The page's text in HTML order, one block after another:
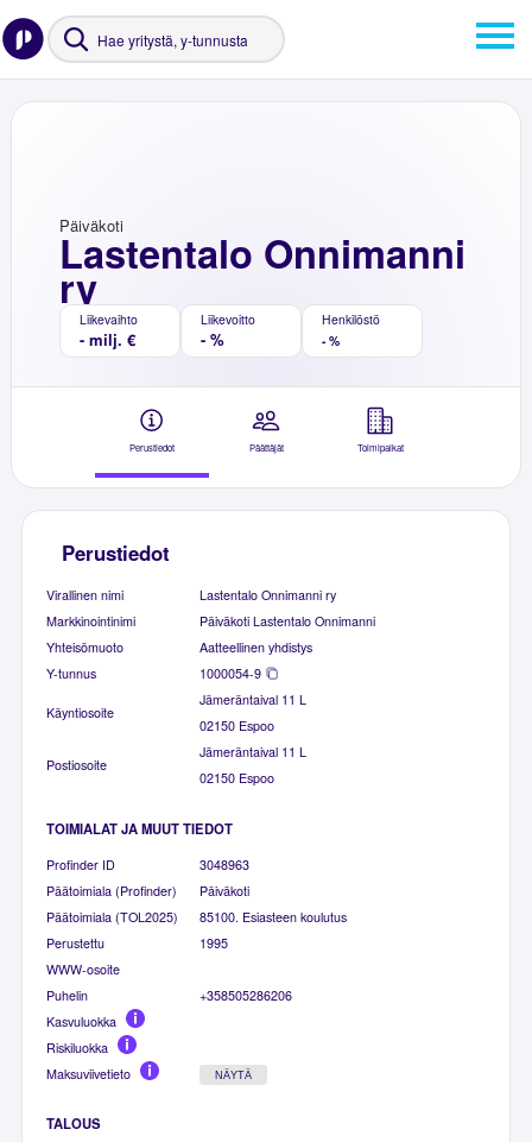
Lastentalo Onnimanni
ry
Päiväkoti
Liikevaihto
- milj. €
Liikevoitto
- %
Henkilöstö
- %
Perustiedot Päättäjät Toimipaikat
Perustiedot
Virallinen nimi
Lastentalo Onnimanni ry
Markkinointinimi
Päiväkoti Lastentalo Onnimanni
Yhteisömuoto
Aatteellinen yhdistys
Y-tunnus
1000054-9
Käyntiosoite
Jämeräntaival 11 L
02150 Espoo
Postiosoite
Jämeräntaival 11 L
02150 Espoo
TOIMIALAT JA MUUT TIEDOT
Profinder ID
3048963
Päätoimiala (Profinder)
Päiväkoti
Päätoimiala (TOL2025)
85100. Esiasteen koulutus
Perustettu
1995
WWW-osoite
Puhelin
+358505286206
Kasvuluokka
Riskiluokka
Maksuviivetieto
NÄYTÄ
TALOUS